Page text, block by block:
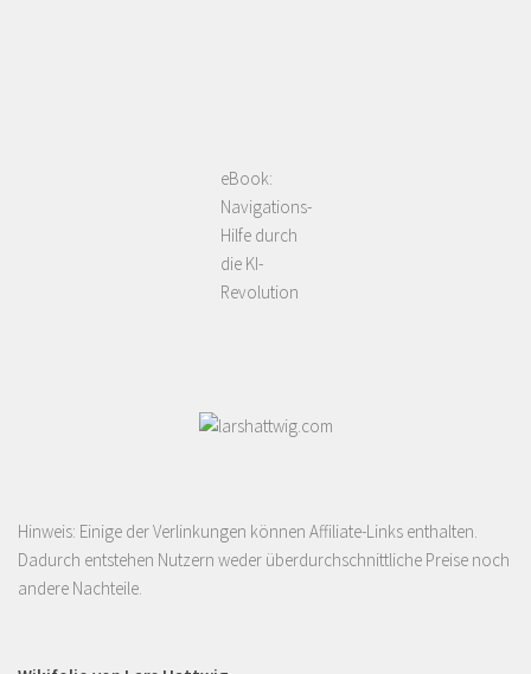
eBook:
Navigations-
Hilfe durch
die KI-
Revolution
Hinweis: Einige der Verlinkungen können Affiliate-Links enthalten.
Dadurch entstehen Nutzern weder überdurchschnittliche Preise noch
andere Nachteile.